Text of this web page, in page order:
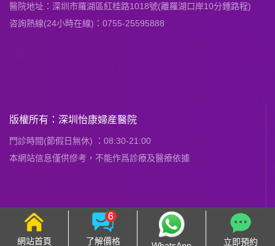
醫院地址：深圳市羅湖區紅桂路1018號(離羅湖口岸10分鍾路程)
咨詢熱線(24小時在線)：0755-25595888
版權所有：深圳怡康婦産醫院
門診時間(節假日無休) ：08:30-21:00
本網站信息僅供慘考，不能作爲診療及醫療依據
網站首頁 了解價格 立即預約